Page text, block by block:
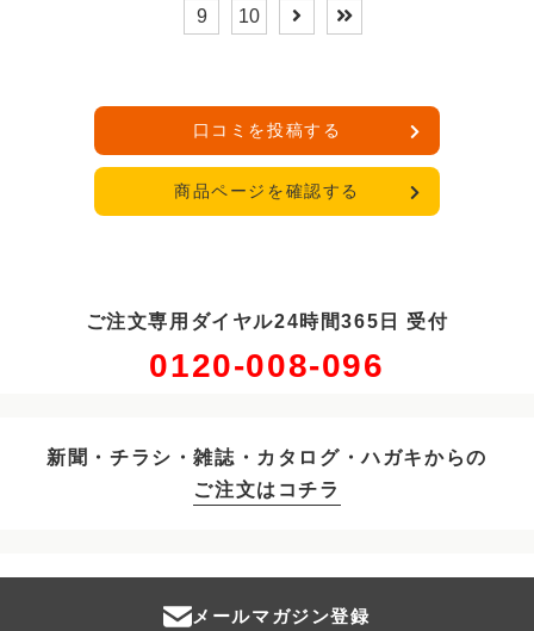
9
10
口コミを投稿する
商品ページを確認する
ご注文専用ダイヤル24時間365日 受付
0120-008-096
新聞・チラシ・雑誌・カタログ・ハガキからの
ご注文はコチラ
メールマガジン登録